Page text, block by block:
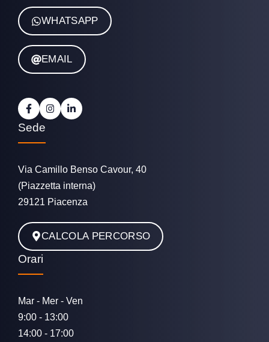
WHATSAPP
EMAIL
Sede
Via Camillo Benso Cavour, 40
(Piazzetta interna)
29121 Piacenza
CALCOLA PERCORSO
Orari
Mar - Mer - Ven
9:00 - 13:00
14:00 - 17:00